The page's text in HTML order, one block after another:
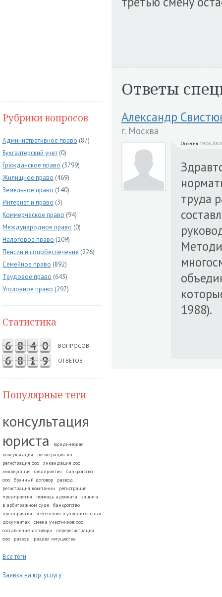
Рубрики вопросов
Административное право (87)
Бухгалтерский учет (0)
Гражданское право (3799)
Жилищное право (469)
Земельное право (140)
Интернет и право (3)
Коммерческое право (94)
Международное право (0)
Налоговое право (109)
Пенсии и соцобеспечение (226)
Семейное право (892)
Трудовое право (643)
Уголовное право (297)
Статистика
6 8 4 0 ВОПРОСОВ
6 8 1 9 ОТВЕТОВ
Популярные теги
консультация
юриста
юридическая
консультация
регистрация ип
регистрация ооо
ликвидация ооо
ликвидация предприятия
банкротство
ооо
брачный договор
развод.
регистрация компании
регистрация
предприятия
помощь адвоката
защита
в арбитражном суде
банкротство
предприятия
изменения в учредительных
документах
смена участников ооо
составление договора
перерегистрация
ооо
развод раздел имущества
Все теги
Заявка на юр. услугу
Ответы
Александр
г. Москва
Ответил
труда
1988).